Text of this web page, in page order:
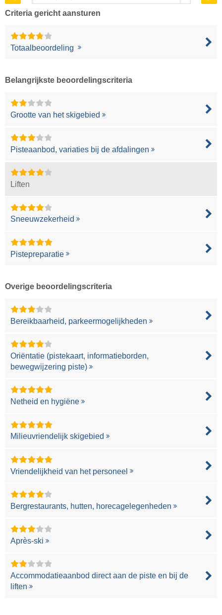
Criteria gericht aansturen
Totaalbeoordeling
Belangrijkste beoordelingscriteria
Grootte van het skigebied
Pisteaanbod, variaties bij de afdalingen
Liften
Sneeuwzekerheid
Pistepreparatie
Overige beoordelingscriteria
Bereikbaarheid, parkeermogelijkheden
Oriëntatie (pistekaart, informatieborden,
bewegwijzering piste)
Netheid en hygiëne
Milieuvriendelijk skigebied
Vriendelijkheid van het personeel
Bergrestaurants, hutten, horecagelegenheden
Après-ski
Accommodatieaanbod direct aan de piste en bij de
liften